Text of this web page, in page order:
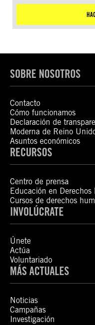
SOBRE NOSOTROS
Contacto
Cómo funcionamos
Declaración de
Moderna de Reino
Asuntos económicos
RECURSOS
Centro de prensa
Educación en Derechos
Cursos de derechos
INVOLÚCRATE
Únete
Actúa
Voluntariado
MÁS ACTUALES
Noticias
Campañas
Investigación